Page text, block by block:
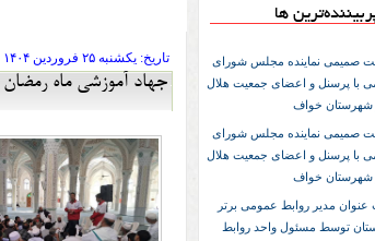
ها
صمیمی نماینده مجلس شورای
با پرسنل و اعضای جمعیت هلال
شهرستان خواف
صمیمی نماینده مجلس شورای
با پرسنل و اعضای جمعیت هلال
شهرستان خواف
مدیر روابط عمومی برتر
توسط مسئول واحد روابط
تاريخ: ۱۴۰۴ يکشنبه ۲۵ فروردين
جهاد آموزشی ماه